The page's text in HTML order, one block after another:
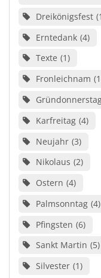
Dreikönigsfest 1
Erntedank 4
Texte 1
Fronleichnam 1
Karfreitag 4
Neujahr 3
Nikolaus 2
Ostern 4
Palmsonntag 4
Pfingsten 6
Sankt Martin 5
Silvester 1